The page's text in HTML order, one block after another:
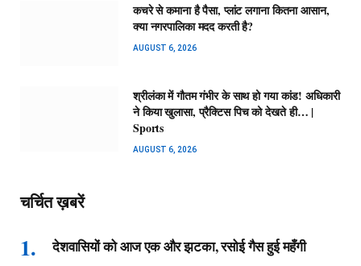
कचरे से कमाना है पैसा, प्लांट लगाना कितना आसान,
क्या नगरपालिका मदद करती है?
AUGUST 6, 2026
श्रीलंका में गौतम गंभीर के साथ हो गया कांड! अधिकारी
ने किया खुलासा, प्रैक्टिस पिच को देखते ही… |
Sports
AUGUST 6, 2026
चर्चित ख़बरें
देशवासियों को आज एक और झटका, रसोई गैस हुई महँगी